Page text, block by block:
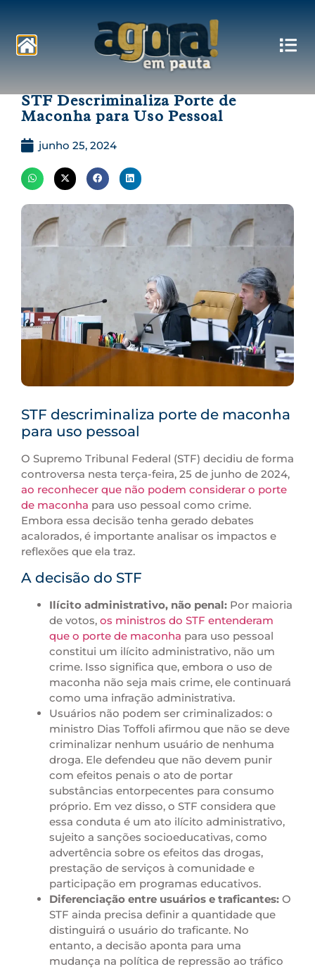
STF Descriminaliza Porte de
Maconha para Uso Pessoal
junho 25, 2024
STF descriminaliza porte de maconha
para uso pessoal
O Supremo Tribunal Federal (STF) decidiu de forma
controversa nesta terça-feira, 25 de junho de 2024,
ao reconhecer que não podem considerar o porte
de maconha para uso pessoal como crime.
Embora essa decisão tenha gerado debates
acalorados, é importante analisar os impactos e
reflexões que ela traz.
A decisão do STF
Ilícito administrativo, não penal: Por maioria
de votos, os ministros do STF entenderam
que o porte de maconha para uso pessoal
constitui um ilícito administrativo, não um
crime. Isso significa que, embora o uso de
maconha não seja mais crime, ele continuará
como uma infração administrativa.
Usuários não podem ser criminalizados: o
ministro Dias Toffoli afirmou que não se deve
criminalizar nenhum usuário de nenhuma
droga. Ele defendeu que não devem punir
com efeitos penais o ato de portar
substâncias entorpecentes para consumo
próprio. Em vez disso, o STF considera que
essa conduta é um ato ilícito administrativo,
sujeito a sanções socioeducativas, como
advertência sobre os efeitos das drogas,
prestação de serviços à comunidade e
participação em programas educativos.
Diferenciação entre usuários e traficantes: O
STF ainda precisa definir a quantidade que
distinguirá o usuário do traficante. No
entanto, a decisão aponta para uma
mudança na política de repressão ao tráfico